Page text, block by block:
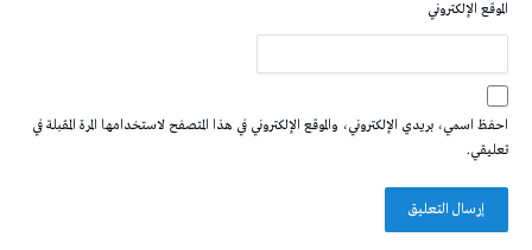
الموقع الإلكتروني
احفظ اسمي، بريدي الإلكتروني، والموقع الإلكتروني في هذا المتصفح لاستخدامها المرة المقبلة في
تعليقي.